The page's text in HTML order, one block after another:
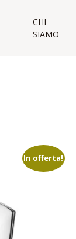
CHI
SIAMO
In offerta!